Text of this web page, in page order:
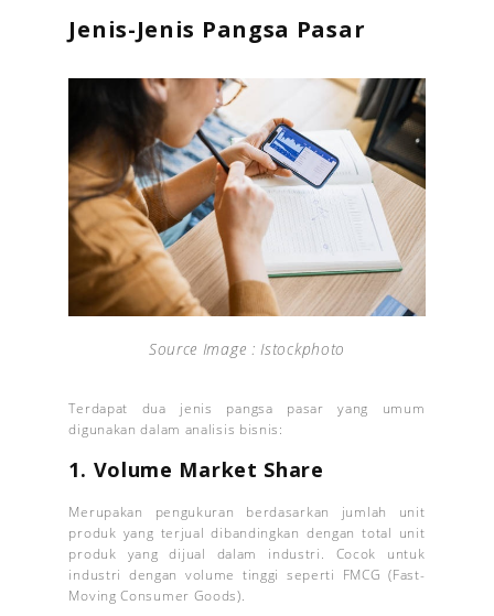
Jenis-Jenis Pangsa Pasar
Source Image : Istockphoto
Terdapat dua jenis pangsa pasar yang umum
digunakan dalam analisis bisnis:
1. Volume Market Share
Merupakan pengukuran berdasarkan jumlah unit
produk yang terjual dibandingkan dengan total unit
produk yang dijual dalam industri. Cocok untuk
industri dengan volume tinggi seperti FMCG (Fast-
Moving Consumer Goods).